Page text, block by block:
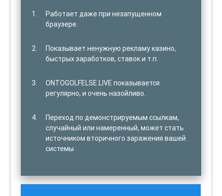
Работает даже при незапущенном
браузере.
Показывает ненужную рекламу казино,
быстрых заработков, ставок и т.п.
ONTOGOLFELSE.LIVE показывается
регулярно, и очень назойливо.
Переход по демонстрируемым ссылкам,
случайный или намеренный, может стать
источником вторичного заражения вашей
системы